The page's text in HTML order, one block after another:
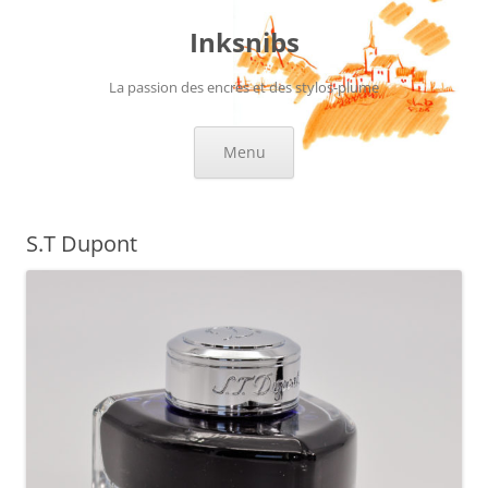
Inksnibs
La passion des encres et des stylos-plume
Menu
S.T Dupont